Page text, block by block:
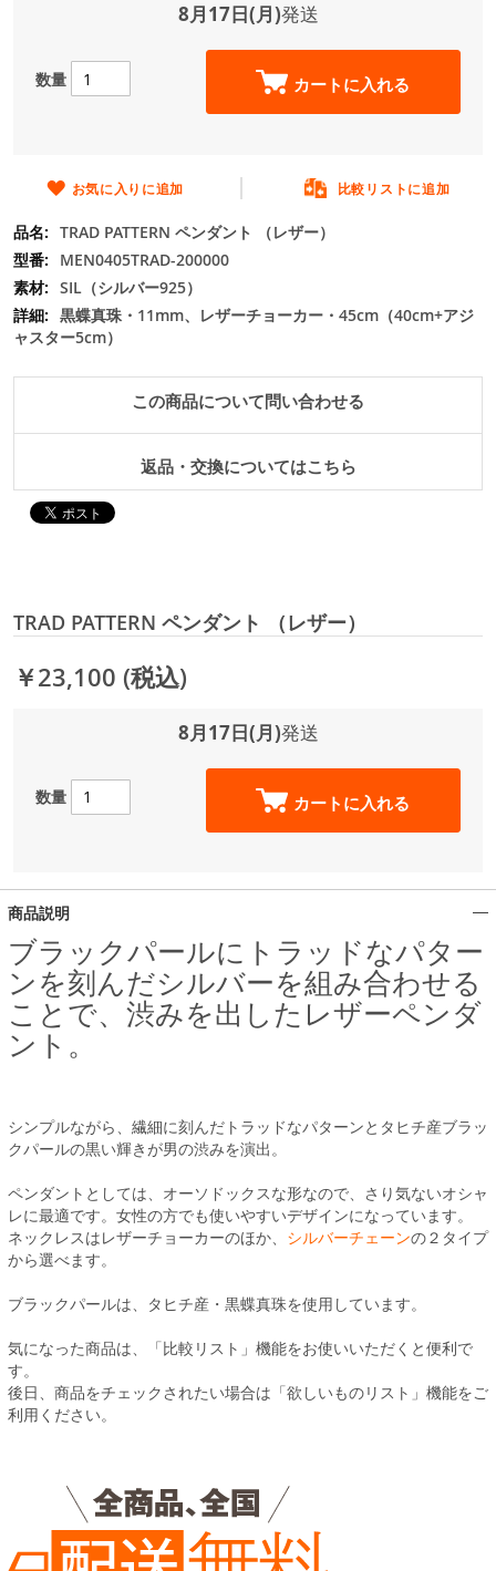
す
る
8月17日(月)発送
数量 カートに入れる
お気に入りに追加 比較リストに追加
TRAD PATTERN ペンダント （レザー）
MEN0405TRAD-200000
SIL（シルバー925）
黒蝶真珠・11mm、レザーチョーカー・45cm（40cm+アジ
ャスター5cm）
この商品について問い合わせる
返品・交換についてはこちら
TRAD PATTERN ペンダント （レザー）
￥23,100 (税込)
8月17日(月)発送
数量 カートに入れる
商品説明
ブラックパールにトラッドなパター
ンを刻んだシルバーを組み合わせる
ことで、渋みを出したレザーペンダ
ント。
シンプルながら、繊細に刻んだトラッドなパターンとタヒチ産ブラッ
クパールの黒い輝きが男の渋みを演出。
ペンダントとしては、オーソドックスな形なので、さり気ないオシャ
レに最適です。女性の方でも使いやすいデザインになっています。
ネックレスはレザーチョーカーのほか、 シルバーチェーンの２タイプ
から選べます。
ブラックパールは、タヒチ産・黒蝶真珠を使用しています。
気になった商品は、「比較リスト」機能をお使いいただくと便利で
す。
後日、商品をチェックされたい場合は「欲しいものリスト」機能をご
利用ください。